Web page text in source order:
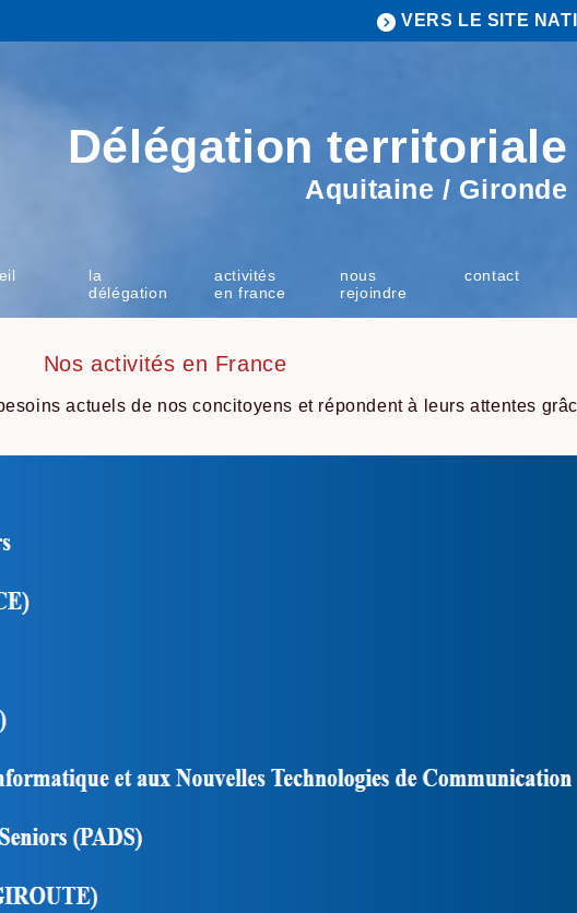
VERS LE SITE
Délégation territoriale
Aquitaine / Gironde
la
délégation
activités
en france
nous
rejoindre
contact
Nos activités en France
actuels de nos concitoyens et répondent à leurs attentes